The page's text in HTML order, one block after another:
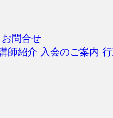
お問合せ
師紹介 入会のご案内